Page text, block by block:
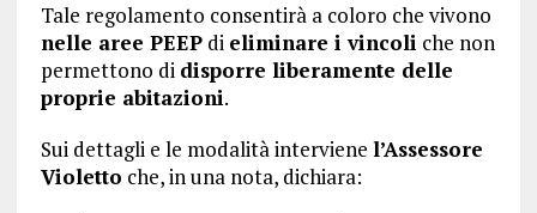
Tale regolamento consentirà a coloro che vivono
nelle aree PEEPdi eliminare i vincoli che non
permettono di disporre liberamente delle
proprie abitazioni.
Sui dettagli e le modalità interviene l’Assessore
Violetto che, in una nota, dichiara: